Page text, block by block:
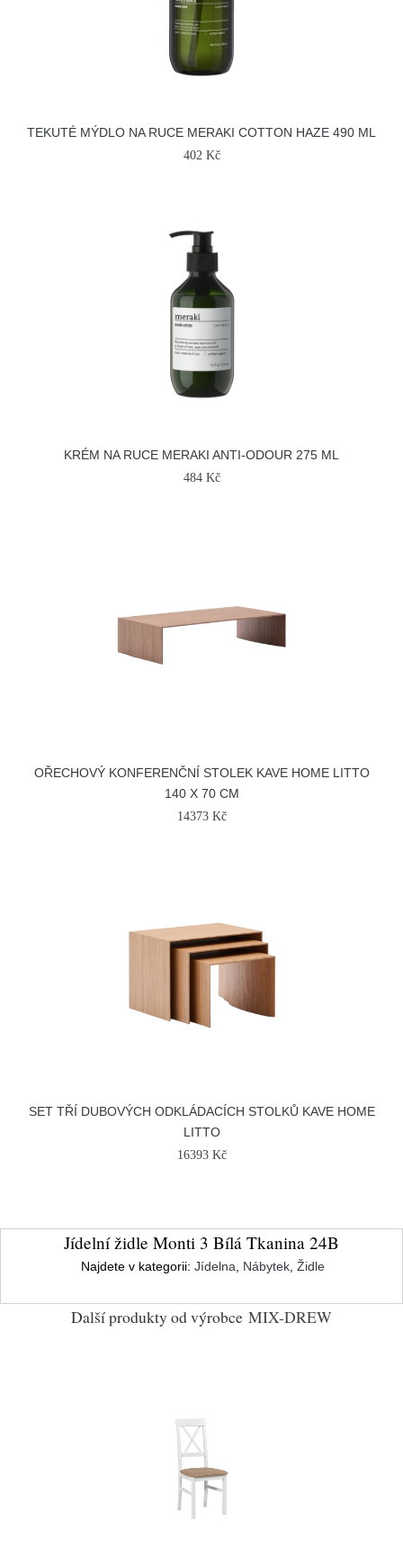
TEKUTÉ MÝDLO NA RUCE MERAKI COTTON HAZE 490 ML
402 Kč
KRÉM NA RUCE MERAKI ANTI-ODOUR 275 ML
484 Kč
OŘECHOVÝ KONFERENČNÍ STOLEK KAVE HOME LITTO
140 X 70 CM
14373 Kč
SET TŘÍ DUBOVÝCH ODKLÁDACÍCH STOLKŮ KAVE HOME
LITTO
16393 Kč
Jídelní židle Monti 3 Bílá Tkanina 24B
Najdete v kategorii: Jídelna Nábytek, Židle
Další produkty od výrobce MIX-DREW